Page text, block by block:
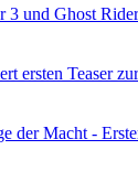
3 und Ghost
ersten Teaser
der Macht -